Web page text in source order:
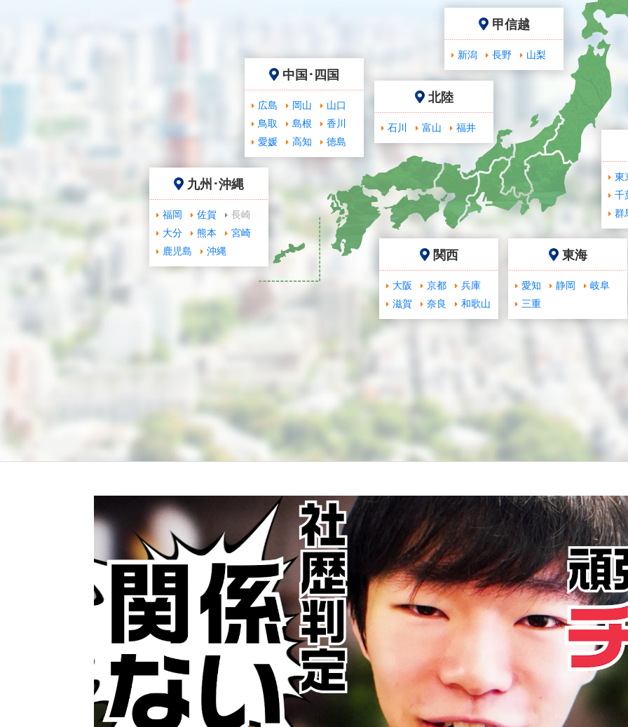
東
千
群
関西
大阪 京都
兵庫
滋賀
奈良 和歌山
北陸
石川 富山 福井
甲信越
新潟 長野 山梨
東海
愛知 静岡
岐阜
三重
中国･四国
広島 岡山
山口
鳥取
島根
香川
愛媛
高知 徳島
九州･沖縄
福岡 佐賀
長崎
大分
熊本
宮崎
鹿児島
沖縄